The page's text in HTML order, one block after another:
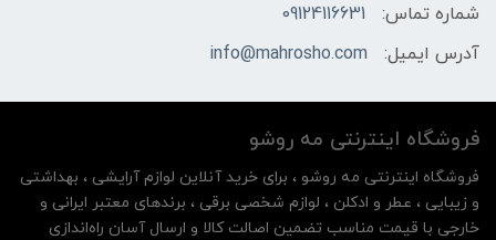
شماره تماس:
09124116631
آدرس ایمیل:
info@mahrosho.com
فروشگاه اینترنتی مه‌ رو‌شو
فروشگاه اینترنتی مه‌ رو‌شو ، برای خرید آنلاین لوازم آرایشی ، بهداشتی
و زیبایی ، عطر و ادکلن ، لوازم شخصی برقی ، برندهای معتبر ایرانی و
خارجی با قیمت مناسب تضمین اصالت کالا و ارسال آسان راه‌اندازی